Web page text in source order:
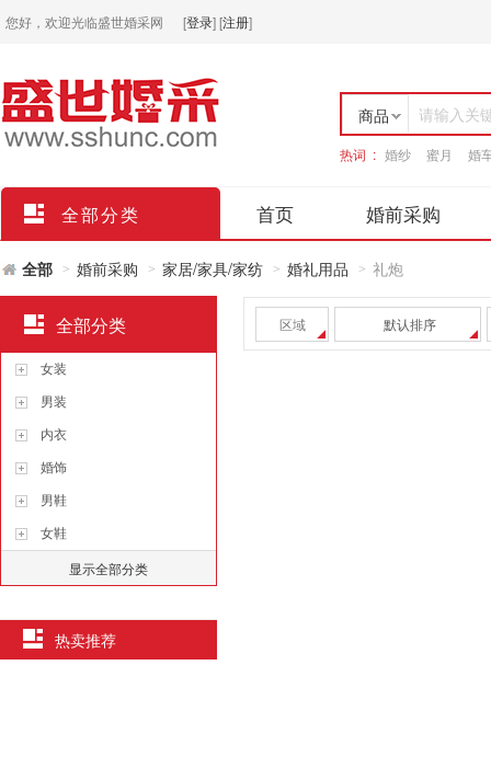
您好，欢迎光临盛世婚采网 [登录][注册]
商品
店铺
请输入关
热词 : 婚纱 蜜月 婚
全部分类 首页 婚前采购
全部 > 婚前采购 > 家居/家具/家纺 > 婚礼用品 > 礼炮
区域 默认排序
全部分类
女装
男装
内衣
婚饰
男鞋
女鞋
显示全部分类
热卖推荐